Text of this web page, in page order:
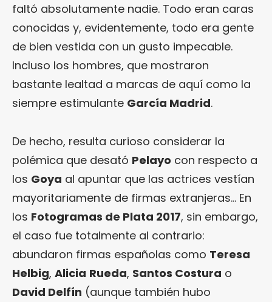
faltó absolutamente nadie. Todo eran caras
conocidas y, evidentemente, todo era gente
de bien vestida con un gusto impecable.
Incluso los hombres, que mostraron
bastante lealtad a marcas de aquí como la
siempre estimulante García Madrid.
De hecho, resulta curioso considerar la
polémica que desató Pelayo con respecto a
los Goya al apuntar que las actrices vestían
mayoritariamente de firmas extranjeras… En
los Fotogramas de Plata 2017, sin embargo,
el caso fue totalmente al contrario:
abundaron firmas españolas como Teresa
Helbig, Alicia Rueda, Santos Costura o
David Delfín (aunque también hubo